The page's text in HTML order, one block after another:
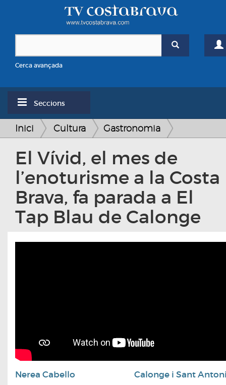
Cerca avançada
Seccions
Inici Cultura Gastronomia
El Vívid, el mes de
l’enoturisme a la Costa
Brava, fa parada a El
Tap Blau de Calonge
Nerea Cabello
Calonge i Sant